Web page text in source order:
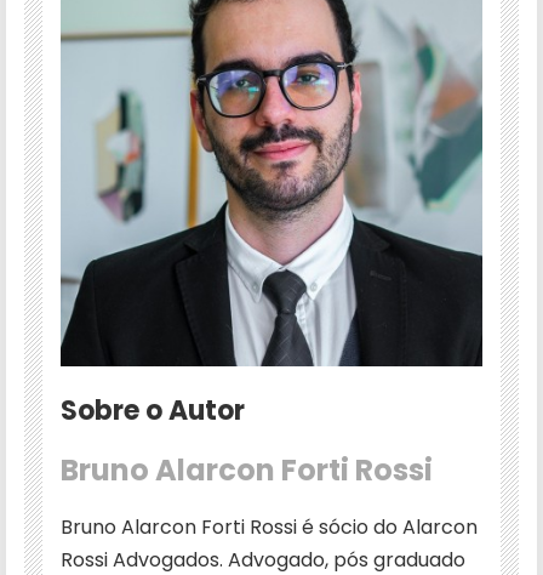
Sobre o Autor
Bruno Alarcon Forti Rossi
Bruno Alarcon Forti Rossi é sócio do Alarcon
Rossi Advogados. Advogado, pós graduado